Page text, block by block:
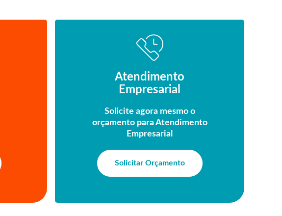
Atendimento
Empresarial
Solicite agora mesmo o
orçamento para Atendimento
Empresarial
Solicitar Orçamento